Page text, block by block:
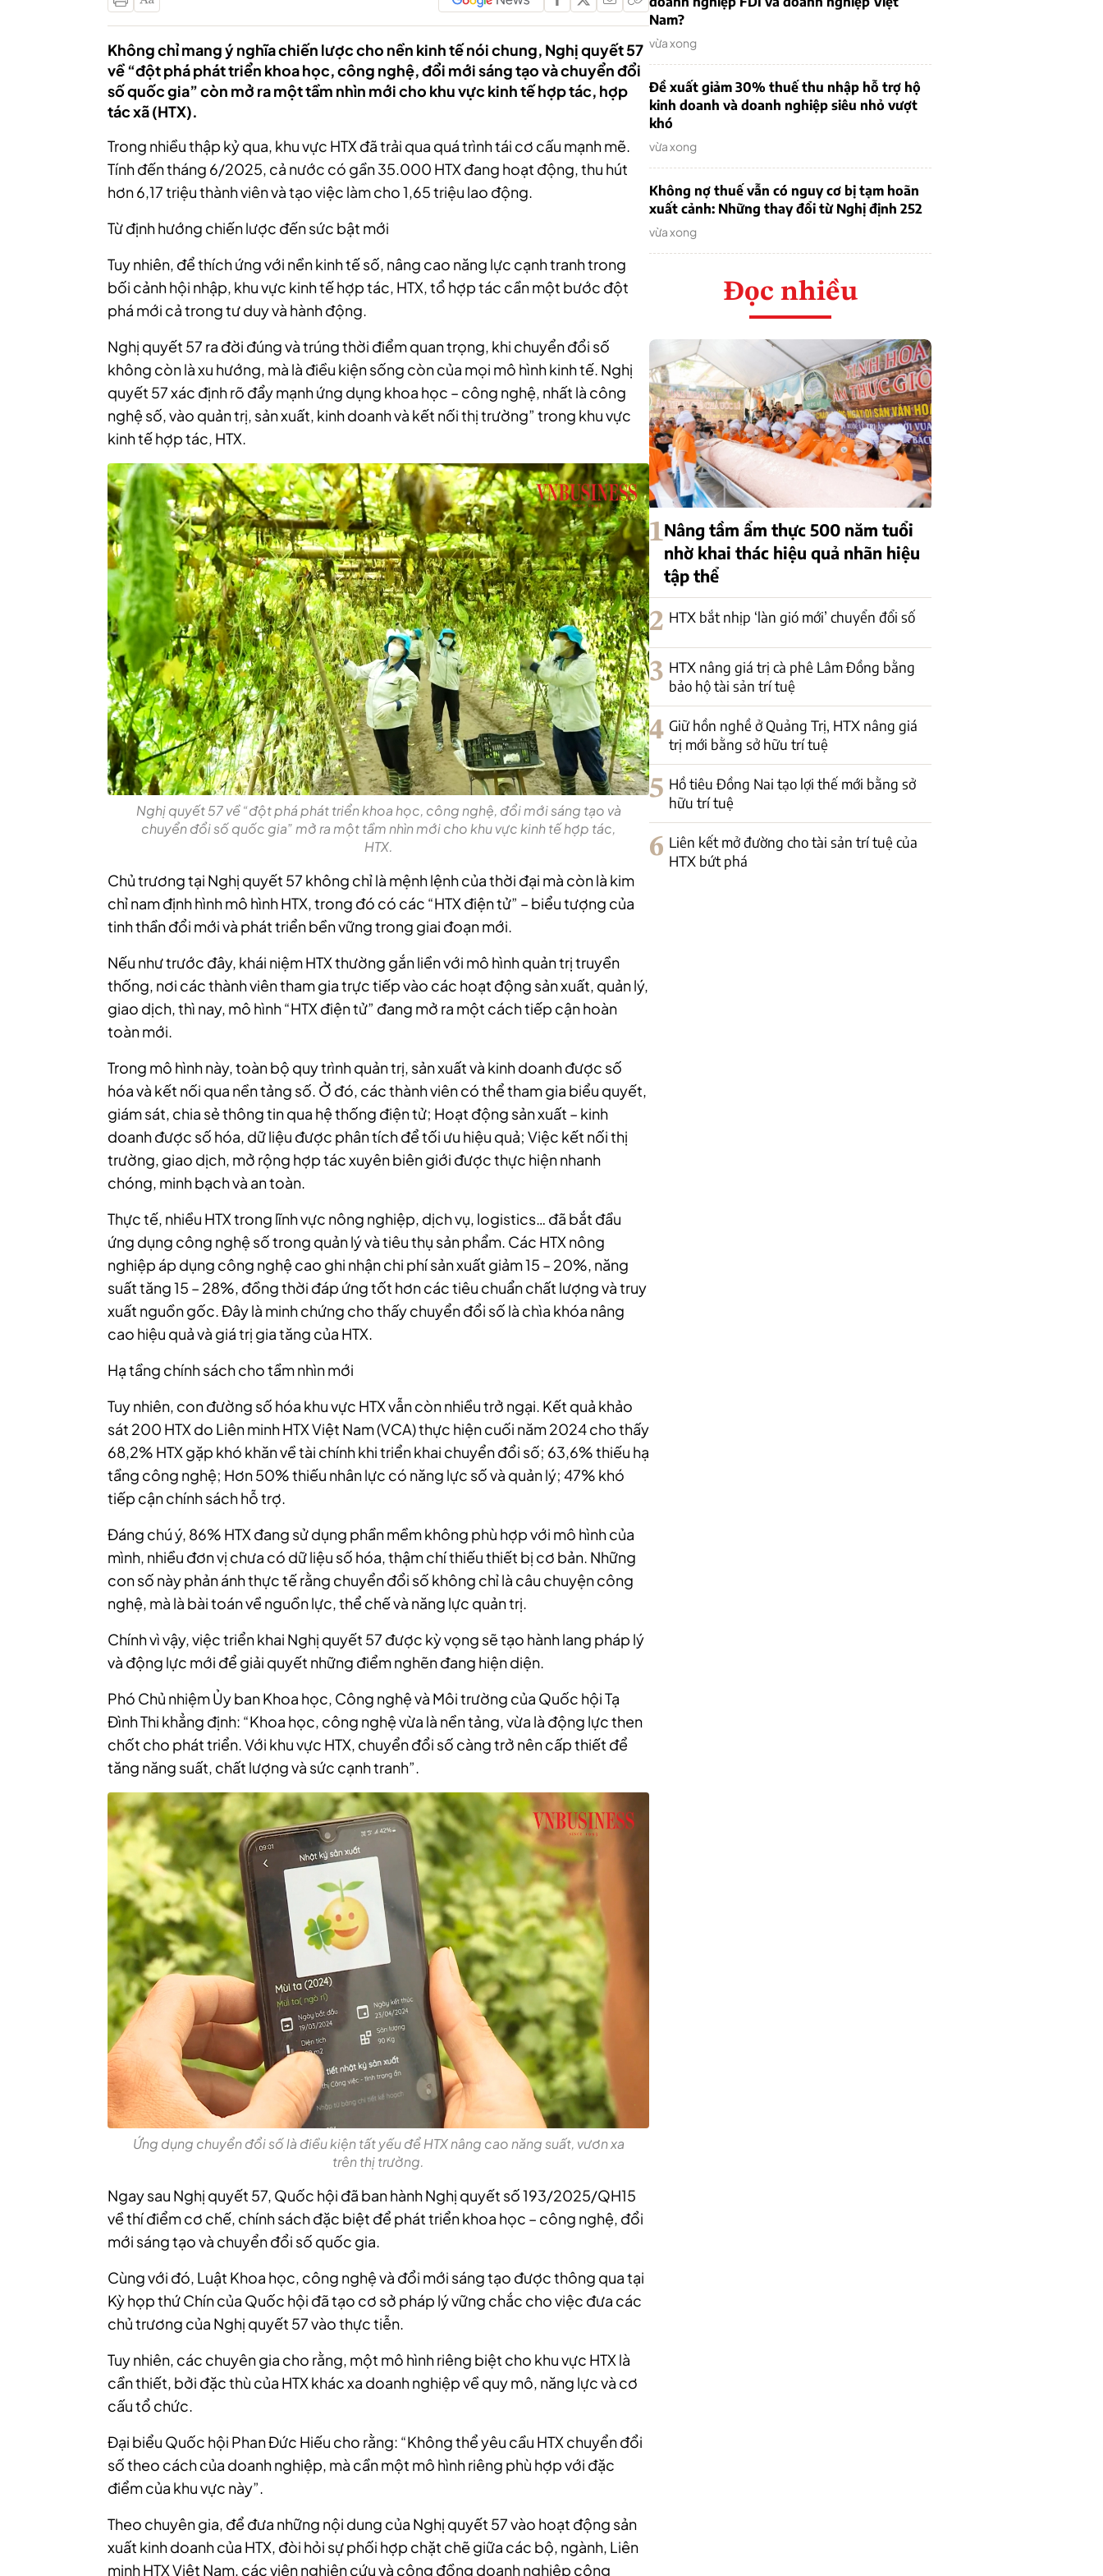
Không chỉ mang ý nghĩa chiến lược cho nền kinh tế nói chung, Nghị quyết 57
về “đột phá phát triển khoa học, công nghệ, đổi mới sáng tạo và chuyển đổi
số quốc gia” còn mở ra một tầm nhìn mới cho khu vực kinh tế hợp tác, hợp
tác xã (HTX).
Trong nhiều thập kỷ qua, khu vực HTX đã trải qua quá trình tái cơ cấu mạnh mẽ.
Tính đến tháng 6/2025, cả nước có gần 35.000 HTX đang hoạt động, thu hút
hơn 6,17 triệu thành viên và tạo việc làm cho 1,65 triệu lao động.
Từ định hướng chiến lược đến sức bật mới
Tuy nhiên, để thích ứng với nền kinh tế số, nâng cao năng lực cạnh tranh trong
bối cảnh hội nhập, khu vực kinh tế hợp tác, HTX, tổ hợp tác cần một bước đột
phá mới cả trong tư duy và hành động.
Nghị quyết 57 ra đời đúng và trúng thời điểm quan trọng, khi chuyển đổi số
không còn là xu hướng, mà là điều kiện sống còn của mọi mô hình kinh tế. Nghị
quyết 57 xác định rõ đẩy mạnh ứng dụng khoa học – công nghệ, nhất là công
nghệ số, vào quản trị, sản xuất, kinh doanh và kết nối thị trường” trong khu vực
kinh tế hợp tác, HTX.
Nghị quyết 57 về “đột phá phát triển khoa học, công nghệ, đổi mới sáng tạo và
chuyển đổi số quốc gia” mở ra một tầm nhìn mới cho khu vực kinh tế hợp tác,
HTX.
Chủ trương tại Nghị quyết 57 không chỉ là mệnh lệnh của thời đại mà còn là kim
chỉ nam định hình mô hình HTX, trong đó có các “HTX điện tử” – biểu tượng của
tinh thần đổi mới và phát triển bền vững trong giai đoạn mới.
Nếu như trước đây, khái niệm HTX thường gắn liền với mô hình quản trị truyền
thống, nơi các thành viên tham gia trực tiếp vào các hoạt động sản xuất, quản lý,
giao dịch, thì nay, mô hình “HTX điện tử” đang mở ra một cách tiếp cận hoàn
toàn mới.
Trong mô hình này, toàn bộ quy trình quản trị, sản xuất và kinh doanh được số
hóa và kết nối qua nền tảng số. Ở đó, các thành viên có thể tham gia biểu quyết,
giám sát, chia sẻ thông tin qua hệ thống điện tử; Hoạt động sản xuất – kinh
doanh được số hóa, dữ liệu được phân tích để tối ưu hiệu quả; Việc kết nối thị
trường, giao dịch, mở rộng hợp tác xuyên biên giới được thực hiện nhanh
chóng, minh bạch và an toàn.
Thực tế, nhiều HTX trong lĩnh vực nông nghiệp, dịch vụ, logistics… đã bắt đầu
ứng dụng công nghệ số trong quản lý và tiêu thụ sản phẩm. Các HTX nông
nghiệp áp dụng công nghệ cao ghi nhận chi phí sản xuất giảm 15 – 20%, năng
suất tăng 15 – 28%, đồng thời đáp ứng tốt hơn các tiêu chuẩn chất lượng và truy
xuất nguồn gốc. Đây là minh chứng cho thấy chuyển đổi số là chìa khóa nâng
cao hiệu quả và giá trị gia tăng của HTX.
Hạ tầng chính sách cho tầm nhìn mới
Tuy nhiên, con đường số hóa khu vực HTX vẫn còn nhiều trở ngại. Kết quả khảo
sát 200 HTX do Liên minh HTX Việt Nam (VCA) thực hiện cuối năm 2024 cho thấy
68,2% HTX gặp khó khăn về tài chính khi triển khai chuyển đổi số; 63,6% thiếu hạ
tầng công nghệ; Hơn 50% thiếu nhân lực có năng lực số và quản lý; 47% khó
tiếp cận chính sách hỗ trợ.
Đáng chú ý, 86% HTX đang sử dụng phần mềm không phù hợp với mô hình của
mình, nhiều đơn vị chưa có dữ liệu số hóa, thậm chí thiếu thiết bị cơ bản. Những
con số này phản ánh thực tế rằng chuyển đổi số không chỉ là câu chuyện công
nghệ, mà là bài toán về nguồn lực, thể chế và năng lực quản trị.
Chính vì vậy, việc triển khai Nghị quyết 57 được kỳ vọng sẽ tạo hành lang pháp lý
và động lực mới để giải quyết những điểm nghẽn đang hiện diện.
Phó Chủ nhiệm Ủy ban Khoa học, Công nghệ và Môi trường của Quốc hội Tạ
Đình Thi khẳng định: “Khoa học, công nghệ vừa là nền tảng, vừa là động lực then
chốt cho phát triển. Với khu vực HTX, chuyển đổi số càng trở nên cấp thiết để
tăng năng suất, chất lượng và sức cạnh tranh”.
Ứng dụng chuyển đổi số là điều kiện tất yếu để HTX nâng cao năng suất, vươn xa
trên thị trường.
Ngay sau Nghị quyết 57, Quốc hội đã ban hành Nghị quyết số 193/2025/QH15
về thí điểm cơ chế, chính sách đặc biệt để phát triển khoa học – công nghệ, đổi
mới sáng tạo và chuyển đổi số quốc gia.
Cùng với đó, Luật Khoa học, công nghệ và đổi mới sáng tạo được thông qua tại
Kỳ họp thứ Chín của Quốc hội đã tạo cơ sở pháp lý vững chắc cho việc đưa các
chủ trương của Nghị quyết 57 vào thực tiễn.
Tuy nhiên, các chuyên gia cho rằng, một mô hình riêng biệt cho khu vực HTX là
cần thiết, bởi đặc thù của HTX khác xa doanh nghiệp về quy mô, năng lực và cơ
cấu tổ chức.
Đại biểu Quốc hội Phan Đức Hiếu cho rằng: “Không thể yêu cầu HTX chuyển đổi
số theo cách của doanh nghiệp, mà cần một mô hình riêng phù hợp với đặc
điểm của khu vực này”.
Theo chuyên gia, để đưa những nội dung của Nghị quyết 57 vào hoạt động sản
xuất kinh doanh của HTX, đòi hỏi sự phối hợp chặt chẽ giữa các bộ, ngành, Liên
minh HTX Việt Nam, các viện nghiên cứu và cộng đồng doanh nghiệp công
Nam?
vừa xong
Đề xuất giảm 30% thuế thu nhập hỗ trợ hộ
kinh doanh và doanh nghiệp siêu nhỏ vượt
khó
vừa xong
Không nợ thuế vẫn có nguy cơ bị tạm hoãn
xuất cảnh: Những thay đổi từ Nghị định 252
vừa xong
Đọc nhiều
1Nâng tầm ẩm thực 500 năm tuổi
nhờ khai thác hiệu quả nhãn hiệu
tập thể
2 HTX bắt nhịp ‘làn gió mới’ chuyển đổi số
3 HTX nâng giá trị cà phê Lâm Đồng bằng
bảo hộ tài sản trí tuệ
4 Giữ hồn nghề ở Quảng Trị, HTX nâng giá
trị mới bằng sở hữu trí tuệ
5 Hồ tiêu Đồng Nai tạo lợi thế mới bằng sở
hữu trí tuệ
6 Liên kết mở đường cho tài sản trí tuệ của
HTX bứt phá